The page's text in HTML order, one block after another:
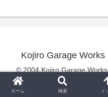
Kojiro Garage Works
© 2004 Kojiro Garage
ホーム 検索 ト